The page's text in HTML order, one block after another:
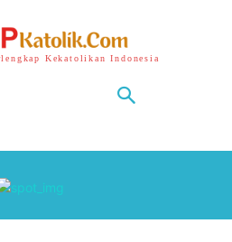
Kekatolikan Indonesia